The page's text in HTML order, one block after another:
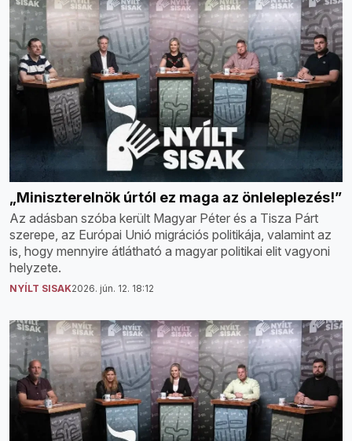
„Miniszterelnök úrtól ez maga az önleleplezés!”
Az adásban szóba került Magyar Péter és a Tisza Párt
szerepe, az Európai Unió migrációs politikája, valamint az
is, hogy mennyire átlátható a magyar politikai elit vagyoni
helyzete.
NYÍLT SISAK2026. jún. 12. 18:12